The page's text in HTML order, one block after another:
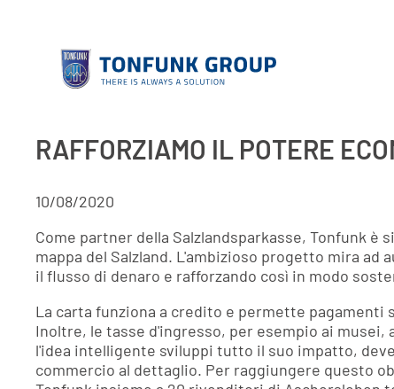
RAFFORZIAMO IL POTERE
10/08/2020
Come partner della Salzlandsparkasse, Tonfunk
mappa del Salzland. L'ambizioso progetto mira
il flusso di denaro e rafforzando così in modo
La carta funziona a credito e permette
Inoltre, le tasse d'ingresso, per esempio ai musei,
l'idea intelligente sviluppi tutto il suo impatto,
commercio al dettaglio. Per raggiungere questo